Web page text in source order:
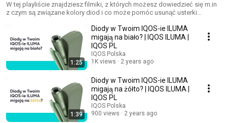
W tej playliście znajdziesz filmiki, z których możesz dowiedzieć się m.in
z czym są związane kolory diod i co może pomóc usunąć usterki
migającą diodę? A może dioda miga na biało lub w ogóle nie włącza
się? Wybierz odpowiedni filmik i sprawdź, co może pomóc.
1:25
Diody w Twoim IQOS-ie ILUMA
migają na biało? | IQOS ILUMA |
IQOS PL
IQOS Polska
1K views
2 years ago
1:39
Diody w Twoim IQOS-ie ILUMA
migają na żółto? | IQOS ILUMA |
IQOS PL
IQOS Polska
900 views
2 years ago